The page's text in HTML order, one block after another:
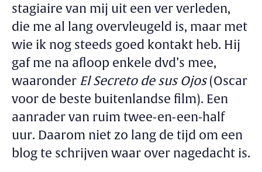
stagiaire van mij uit een ver verleden,
die me al lang overvleugeld is, maar met
wie ik nog steeds goed kontakt heb. Hij
gaf me na afloop enkele dvd’s mee,
waaronder El Secreto de sus Ojos(Oscar
voor de beste buitenlandse film). Een
aanrader van ruim twee-en-een-half
uur. Daarom niet zo lang de tijd om een
blog te schrijven waar over nagedacht is.